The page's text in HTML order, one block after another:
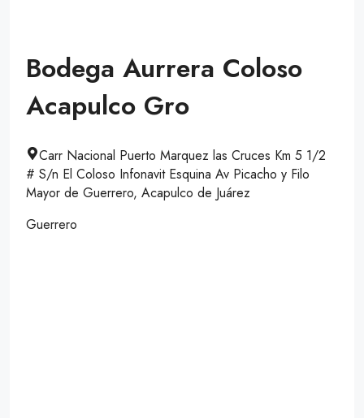
Bodega Aurrera Coloso
Acapulco Gro
Carr Nacional Puerto Marquez las Cruces Km 5 1/2
# S/n El Coloso Infonavit Esquina Av Picacho y Filo
Mayor de Guerrero, Acapulco de Juárez
Guerrero